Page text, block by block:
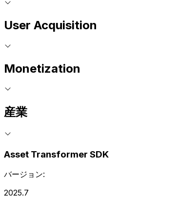
User Acquisition
Monetization
産業
Asset Transformer SDK
バージョン:
2025.7